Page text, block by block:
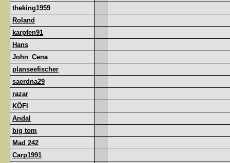
theking1959
Roland
karpfen91
Hans
John_Cena
planseefischer
saerdna29
razar
KÖFI
Andal
big tom
Mad 242
Carp1991